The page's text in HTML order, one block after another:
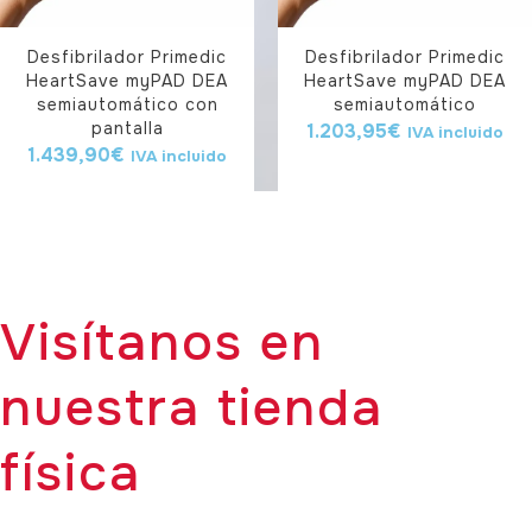
Desfibrilador Primedic
HeartSave myPAD DEA
semiautomático con
pantalla
1.439,90€ IVA incluido
Desfibrilador Primedic
HeartSave myPAD DEA
semiautomático
1.203,95€ IVA incluido
Visítanos en
nuestra tienda
física